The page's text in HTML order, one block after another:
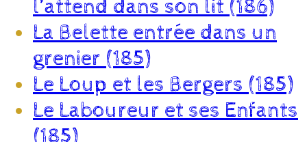
l’attend dans son lit (186)
La Belette entrée dans un
grenier (185)
Le Loup et les Bergers (185)
Le Laboureur et ses Enfants
(185)